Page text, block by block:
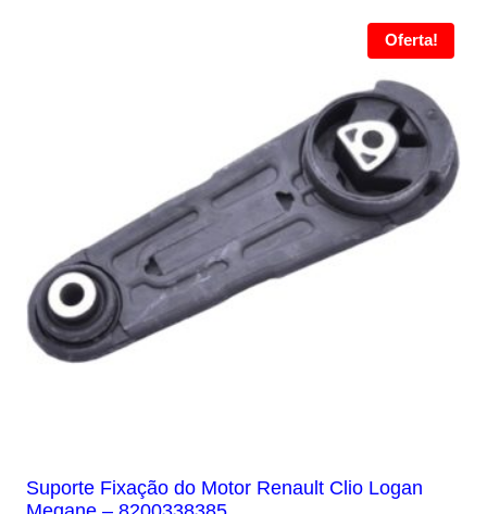
Oferta!
Suporte Fixação do Motor Renault Clio Logan